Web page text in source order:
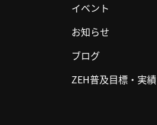
イベント
お知らせ
ブログ
ZEH普及目標・実績